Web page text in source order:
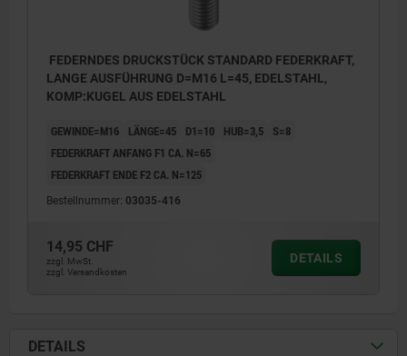
FEDERNDES DRUCKSTÜCK STANDARD FEDERKRAFT,
LANGE AUSFÜHRUNG D=M16 L=45, EDELSTAHL,
KOMP:KUGEL AUS EDELSTAHL
GEWINDE=M16 LÄNGE=45 D1=10 HUB=3,5
S=8
FEDERKRAFT ANFANG F1 CA. N=65
FEDERKRAFT ENDE F2 CA. N=125
Bestellnummer: 03035-416
14,95 CHF
zzgl. MwSt.
zzgl. Versandkosten
DETAILS
DETAILS